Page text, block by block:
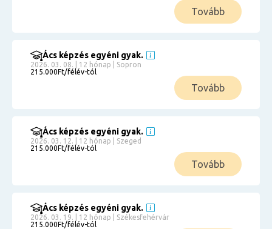
Tovább
Ács képzés egyéni gyak.
2026. 03. 08. | 12 hónap | Sopron
215.000Ft/félév-tól
Tovább
Ács képzés egyéni gyak.
2026. 03. 12. | 12 hónap | Szeged
215.000Ft/félév-tól
Tovább
Ács képzés egyéni gyak.
2026. 03. 19. | 12 hónap | Székesfehérvár
215.000Ft/félév-tól